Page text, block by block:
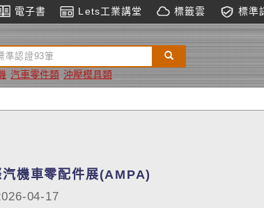
電子書 Lets工業講堂 標籤雲 標準
汽車零件類 沖壓模具類
機車零配件展(AMPA)
04-17